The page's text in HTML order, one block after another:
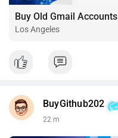
Buy Old Gmail Accounts
Los Angeles
BuyGithub202
22 m